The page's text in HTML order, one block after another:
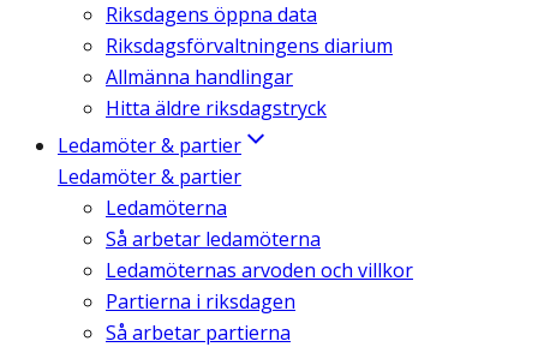
Riksdagens öppna data
Riksdagsförvaltningens diarium
Allmänna handlingar
Hitta äldre riksdagstryck
Ledamöter & partier
Ledamöter & partier
Ledamöterna
Så arbetar ledamöterna
Ledamöternas arvoden och villkor
Partierna i riksdagen
Så arbetar partierna